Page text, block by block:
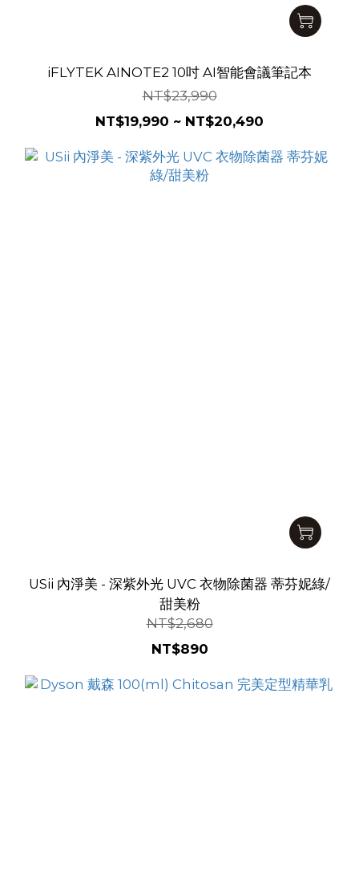
iFLYTEK AINOTE2 10吋 AI智能會議筆記本
NT$23,990
NT$19,990 ~ NT$20,490
USii 內淨美 - 深紫外光 UVC 衣物除菌器 蒂芬妮綠/
甜美粉
NT$2,680
NT$890